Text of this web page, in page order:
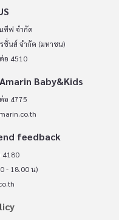
ทีฟ จำกัด
ชั่นส์ จำกัด (มหาชน)
อ 4510
Baby&Kids
อ 4775
feedback
4180
- 18.00 น)